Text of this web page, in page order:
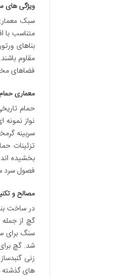
ویژگی های
سبک
متناسب با
بناهای
مقاوم
فضاهای
معماری
حمام
نواز
سربینه
تزئینات
بخشیده
فصول سرد
مصالح و
در ساخت
گچ از
سنگ برای
شد. گچ
زنی
های گذشته